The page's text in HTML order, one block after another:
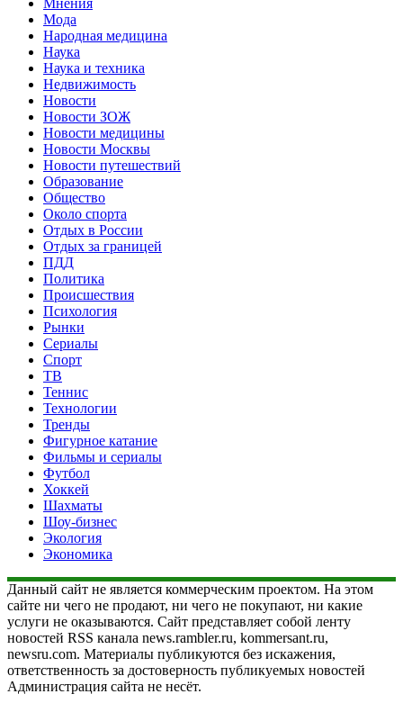
Мода
Народная медицина
Наука
Наука и техника
Недвижимость
Новости
Новости ЗОЖ
Новости медицины
Новости Москвы
Новости путешествий
Образование
Общество
Около спорта
Отдых в России
Отдых за границей
ПДД
Политика
Происшествия
Психология
Рынки
Сериалы
Спорт
ТВ
Теннис
Технологии
Тренды
Фигурное катание
Фильмы и сериалы
Футбол
Хоккей
Шахматы
Шоу-бизнес
Экология
Экономика
Данный сайт не является коммерческим проектом. На этом
сайте ни чего не продают, ни чего не покупают, ни какие
услуги не оказываются. Сайт представляет собой ленту
новостей RSS канала news.rambler.ru, kommersant.ru,
newsru.com. Материалы публикуются без искажения,
ответственность за достоверность публикуемых новостей
Администрация сайта не несёт.